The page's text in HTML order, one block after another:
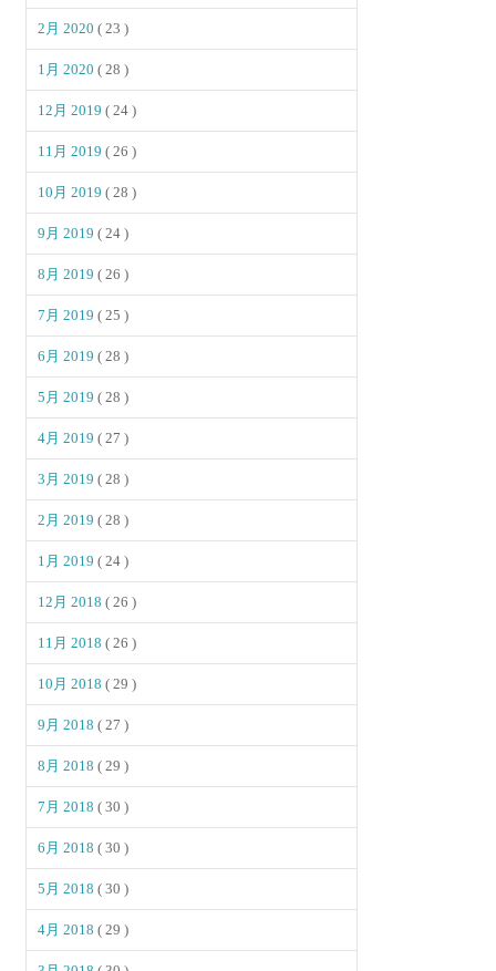
2月 2020( 23 )
1月 2020( 28 )
12月 2019( 24 )
11月 2019( 26 )
10月 2019( 28 )
9月 2019( 24 )
8月 2019( 26 )
7月 2019( 25 )
6月 2019( 28 )
5月 2019( 28 )
4月 2019( 27 )
3月 2019( 28 )
2月 2019( 28 )
1月 2019( 24 )
12月 2018( 26 )
11月 2018( 26 )
10月 2018( 29 )
9月 2018( 27 )
8月 2018( 29 )
7月 2018( 30 )
6月 2018( 30 )
5月 2018( 30 )
4月 2018( 29 )